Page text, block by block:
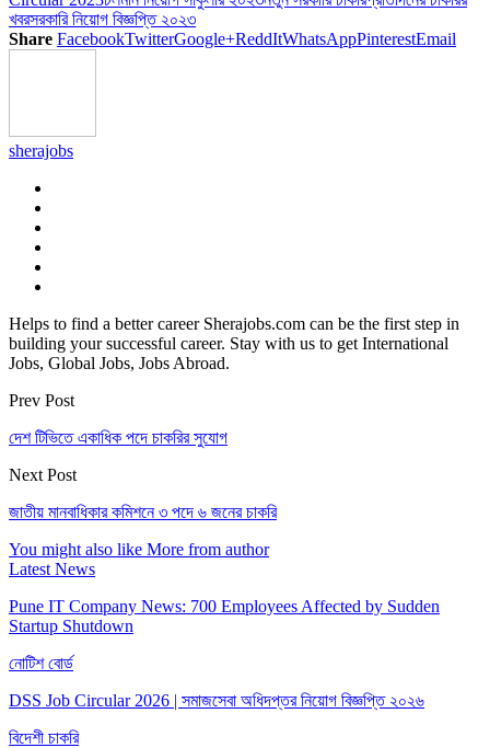
খবরসরকারি নিয়োগ বিজ্ঞপ্তি ২০২৩
Share FacebookTwitterGoogle+ReddItWhatsAppPinterestEmail
sherajobs
Helps to find a better career Sherajobs.com can be the first step in
building your successful career. Stay with us to get International
Jobs, Global Jobs, Jobs Abroad.
Prev Post
দেশ টিভিতে একাধিক পদে চাকরির সুযোগ
Next Post
জাতীয় মানবাধিকার কমিশনে ৩ পদে ৬ জনের চাকরি
You might also like More from author
Latest News
Pune IT Company News: 700 Employees Affected by Sudden
Startup Shutdown
নোটিশ বোর্ড
DSS Job Circular 2026 | সমাজসেবা অধিদপ্তর নিয়োগ বিজ্ঞপ্তি ২০২৬
বিদেশী চাকরি